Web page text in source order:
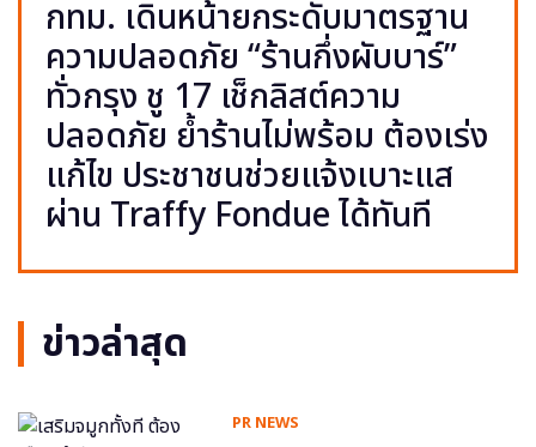
กทม. เดินหน้ายกระดับมาตรฐาน
ความปลอดภัย “ร้านกึ่งผับบาร์”
ทั่วกรุง ชู 17 เช็กลิสต์ความ
ปลอดภัย ย้ำร้านไม่พร้อม ต้องเร่ง
แก้ไข ประชาชนช่วยแจ้งเบาะแส
ผ่าน Traffy Fondue ได้ทันที
ข่าวล่าสุด
PR NEWS